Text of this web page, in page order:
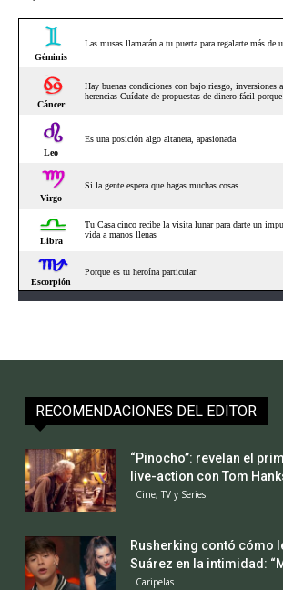
RECOMENDACIONES DEL EDITOR
“Pinocho”: revelan el
live-action con Tom
Cine, TV y Series
Rusherking contó cómo
Suárez en la intimidad:
Caripelas